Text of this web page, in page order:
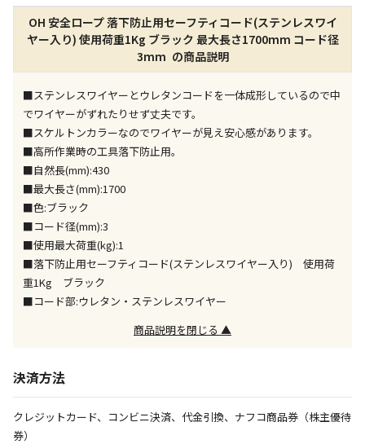
店舗のみで受取できる商品です（宅配便でのお届けが
できません）
※同時購入の商品は、全て同じ店舗での受取となりま
特定の店舗のみで受取ができる商品です（宅配便での
お届けができません）
※同時購入の商品は、全て同じ店舗での受取となりま
す
委託業者によりお届けする商品です
※ほか商品との同時購入はできません。お手数です
が、ご購入手続きを分けてお買い求めください
※支払い方法の代金引換は選択できません。
※電話注文はできません。
宅配のみでお届けする商品です（店舗受取は選択でき
ません）
※「宅配・店舗受取」「宅配のみ」マークの商品のみ
同時購入が可能です
は、休業明けからの出荷対応となります。
OH 安全ロープ 落下防止用セーフティコード(ステンレスワイ
ヤー入り) 使用荷重1Kg ブラック 最大長さ1700mm コード径
3mm の商品説明
■ステンレスワイヤーとウレタンコードを一体成形しているので中
でワイヤーがずれたりせず丈夫です。
■スケルトンカラーなのでワイヤーが見え安心感があります。
■高所作業時の工具落下防止用。
■自然長(mm):430
■最大長さ(mm):1700
■色:ブラック
■コード径(mm):3
■使用最大荷重(kg):1
■落下防止用セーフティコード(ステンレスワイヤー入り) 使用荷
重1Kg ブラック
■コード部:ウレタン・ステンレスワイヤー
商品説明を閉じる ▲
決済方法
クレジットカード、コンビニ決済、代金引換、ナフコ商品券（株主優待
券）